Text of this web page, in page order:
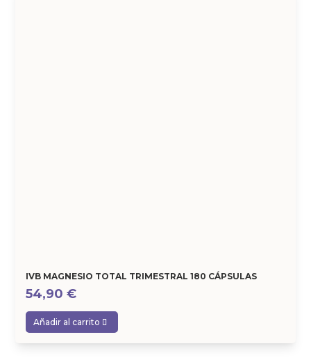
IVB MAGNESIO TOTAL TRIMESTRAL 180 CÁPSULAS
54,90€
Añadir al carrito